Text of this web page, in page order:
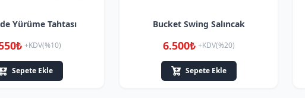
Yürüme Tahtası
+KDV(%10)
Sepete Ekle
Bucket Swing Salıncak
6.500₺ +KDV(%20)
Sepete Ekle